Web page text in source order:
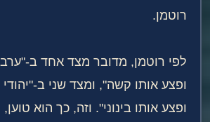
רוטמן.
לפי רוטמן, מדובר מצד אחד ב-
ופצע אותו קשה", ומצד שני ב-
ופצע אותו בינוני". וזה, כך הוא